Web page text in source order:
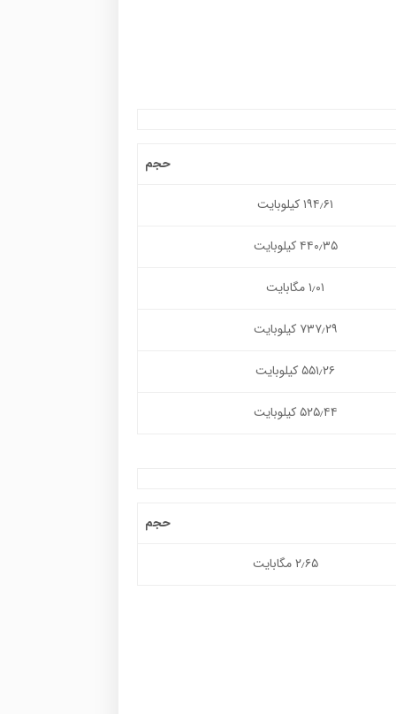
حجم
۱۹۴٫۶۱ کیلوبایت
۴۴۰٫۳۵ کیلوبایت
۱٫۰۱ مگابایت
۷۳۷٫۲۹ کیلوبایت
۵۵۱٫۲۶ کیلوبایت
۵۲۵٫۴۴ کیلوبایت
حجم
۲٫۶۵ مگابایت